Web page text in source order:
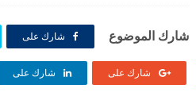
شارك الموضوع شارك على
شارك على شارك على